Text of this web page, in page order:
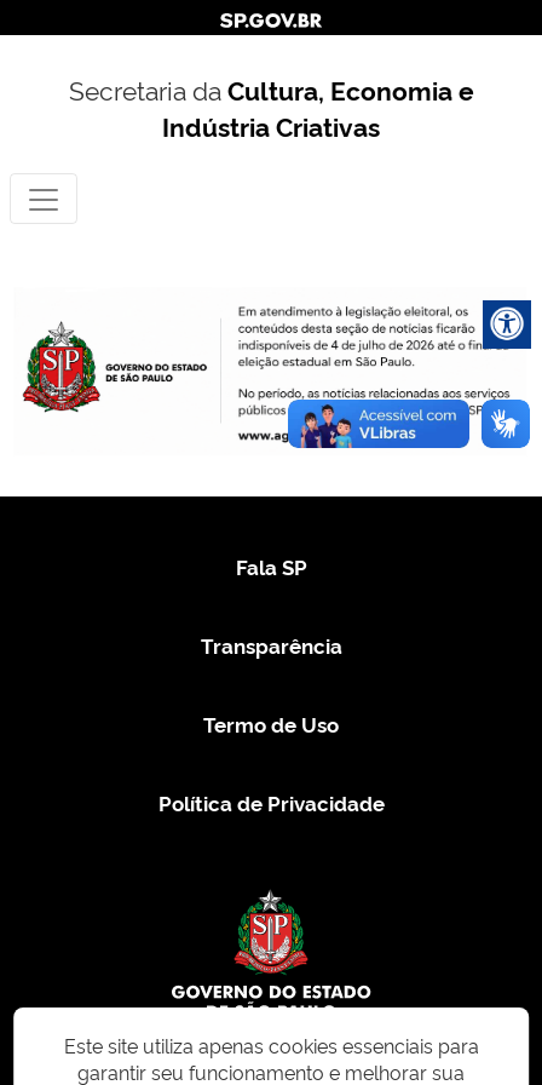
Secretaria daCultura, Economia e
Indústria Criativas
Fala SP
Transparência
Termo de Uso
Política de Privacidade
Este site utiliza apenas cookies essenciais para
garantir seu funcionamento e melhorar sua